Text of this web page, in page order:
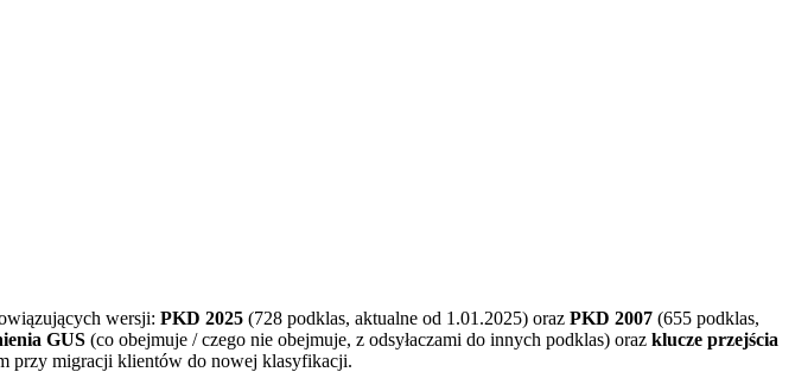
wersji: PKD 2025 (728 podklas, aktualne od 1.01.2025) oraz PKD 2007 (655 podklas,
GUS (co obejmuje / czego nie obejmuje, z odsyłaczami do innych podklas) oraz klucze przejścia
przy migracji klientów do nowej klasyfikacji.